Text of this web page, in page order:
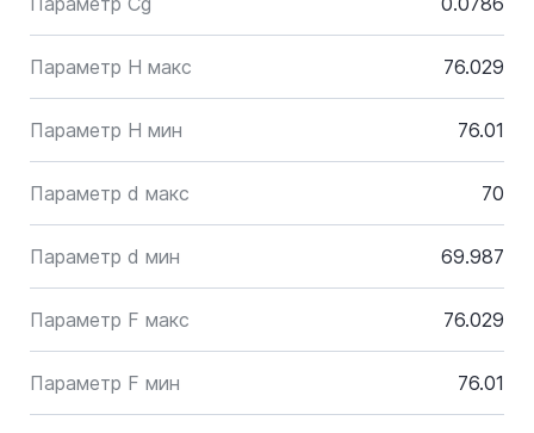
Параметр H макс 76.029
Параметр H мин 76.01
Параметр d макс 70
Параметр d мин 69.987
Параметр F макс 76.029
Параметр F мин 76.01